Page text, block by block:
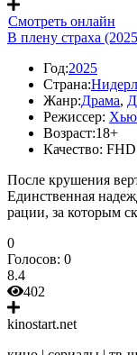
Смотреть онлайн
В плену страха
Год:2025
Страна:
Жанр:Драма,
Режиссер:
Возраст:18+
Качество:
После крушения
Единственная
рации, за которым
0
Голосов: 0
8.4
402
kinostart.net